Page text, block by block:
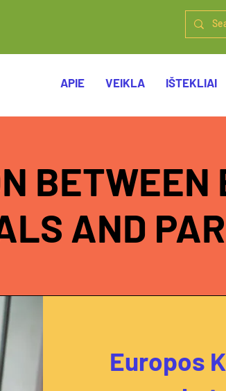
APIE VEIKLA IŠTEKLIAI
BETWEEN
AND
Europos